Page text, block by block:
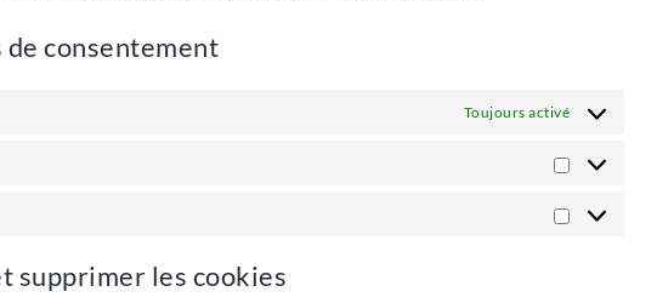
de consentement
Toujours activé
Préférences
Marketing
supprimer les cookies